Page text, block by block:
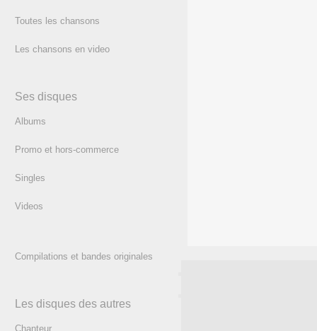
Toutes les chansons
Les chansons en video
Ses disques
Albums
Promo et hors-commerce
Singles
Videos
Compilations et bandes originales
Les disques des autres
Chanteur